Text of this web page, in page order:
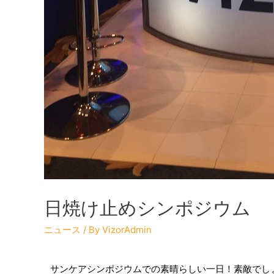
日焼け止めシンポジウム
ニュース / By VizorAdmin
サンケアシンポジウムでの素晴らしい一日！素敵で